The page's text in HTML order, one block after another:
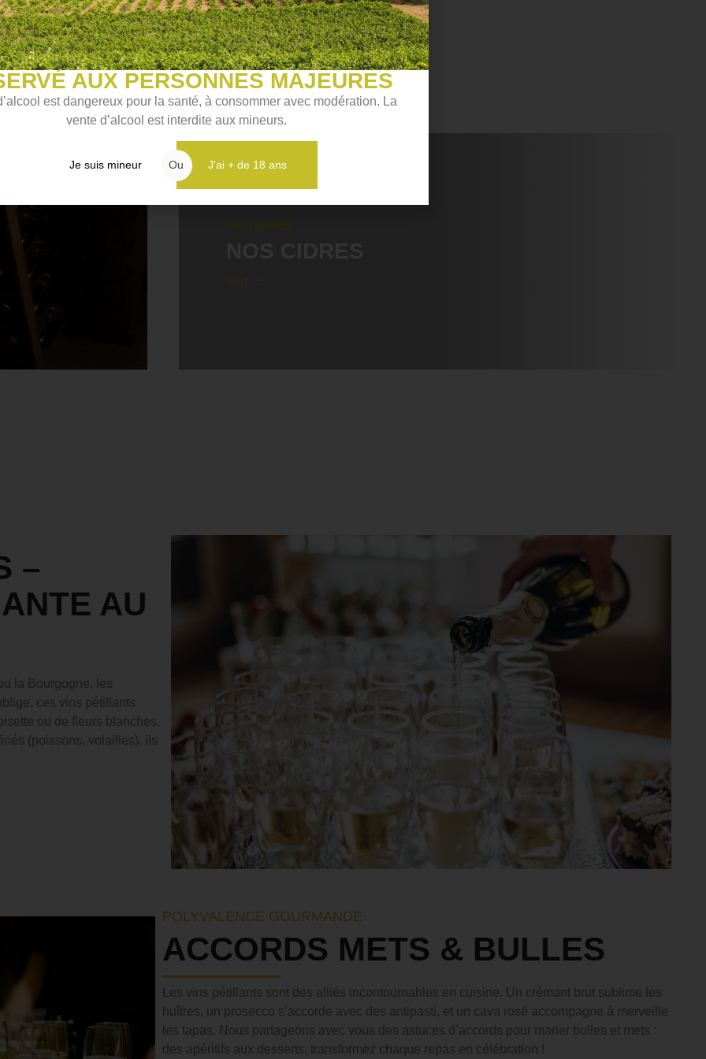
–
AU
la Bourgogne, les
ces vins pétillants
ou de fleurs blanches.
(poissons, volailles), ils
POLYVALENCE GOURMANDE
ACCORDS METS & BULLES
Les vins pétillants sont des alliés incontournables en cuisine. Un crémant brut sublime les
huîtres, un prosecco s’accorde avec des antipasti, et un cava rosé accompagne à merveille
les tapas. Nous partageons avec vous des astuces d’accords pour marier bulles et mets :
des apéritifs aux desserts, transformez chaque repas en célébration !
AUX PERSONNES MAJEURES
est dangereux pour la santé, à consommer avec modération. La
vente d’alcool est interdite aux mineurs.
Je suis mineur Ou J'ai + de 18 ans